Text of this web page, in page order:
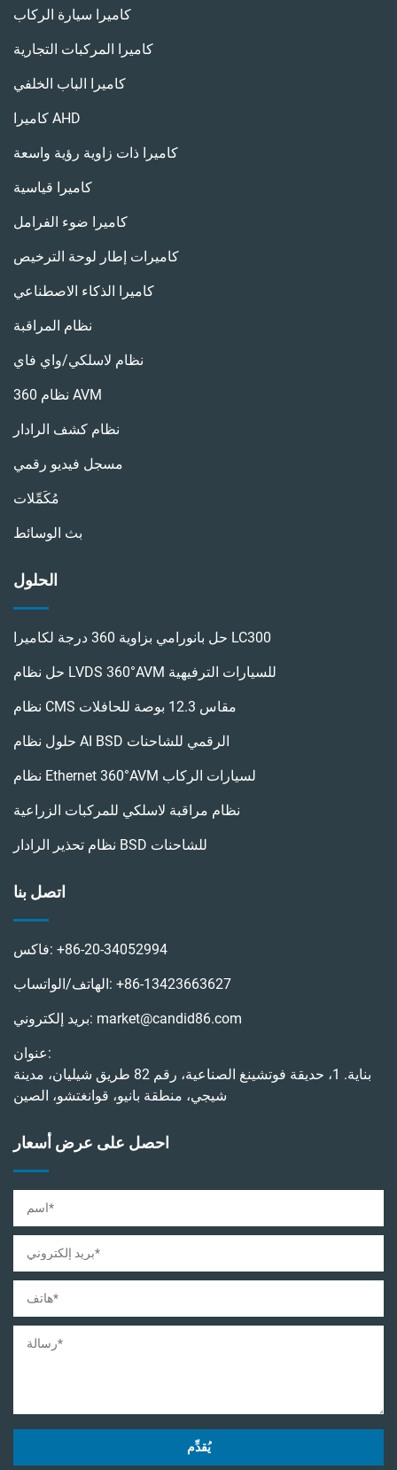
كاميرا سيارة الركاب
كاميرا المركبات التجارية
كاميرا الباب الخلفي
كاميرا AHD
كاميرا ذات زاوية رؤية واسعة
كاميرا قياسية
كاميرا ضوء الفرامل
كاميرات إطار لوحة الترخيص
كاميرا الذكاء الاصطناعي
نظام المراقبة
نظام لاسلكي/واي فاي
نظام 360 AVM
نظام كشف الرادار
مسجل فيديو رقمي
مُكَمِّلات
بث الوسائط
الحلول
حل بانورامي بزاوية 360 درجة لكاميرا LC300
حل نظام LVDS 360°AVM للسيارات الترفيهية
نظام CMS مقاس 12.3 بوصة للحافلات
حلول نظام AI BSD الرقمي للشاحنات
نظام Ethernet 360°AVM لسيارات الركاب
نظام مراقبة لاسلكي للمركبات الزراعية
نظام تحذير الرادار BSD للشاحنات
اتصل بنا
فاكس: +86-20-34052994
الهاتف/الواتساب: +86-13423663627
بريد إلكتروني: market@candid86.com
عنوان:
بناية. 1، حديقة فوتشينغ الصناعية، رقم 82 طريق شيليان، مدينة
شيجي، منطقة بانيو، قوانغتشو، الصين
احصل على عرض أسعار
يُقدِّم